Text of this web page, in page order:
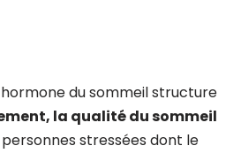
du sommeil structure
la qualité du sommeil
stressées dont le